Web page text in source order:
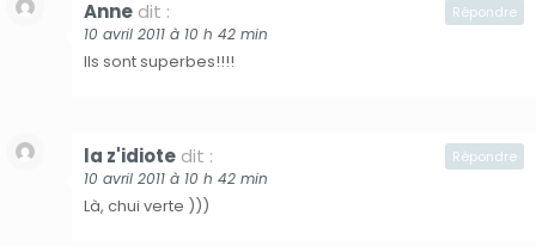
Anne dit :
10 avril 2011 à 10 h 42 min
Ils sont superbes!!!!
Répondre
la z'idiote dit :
10 avril 2011 à 10 h 42 min
Là, chui verte )))
Répondre